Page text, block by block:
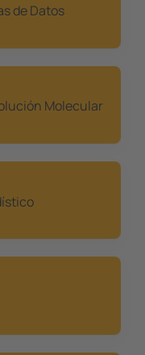
de Datos
Molecular